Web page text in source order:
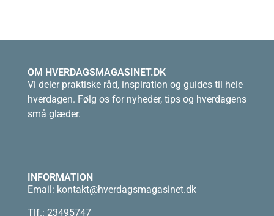
OM HVERDAGSMAGASINET.DK
Vi deler praktiske råd, inspiration og guides til hele
hverdagen. Følg os for nyheder, tips og hverdagens
små glæder.
INFORMATION
Email: kontakt@hverdagsmagasinet.dk
Tlf.: 23495747